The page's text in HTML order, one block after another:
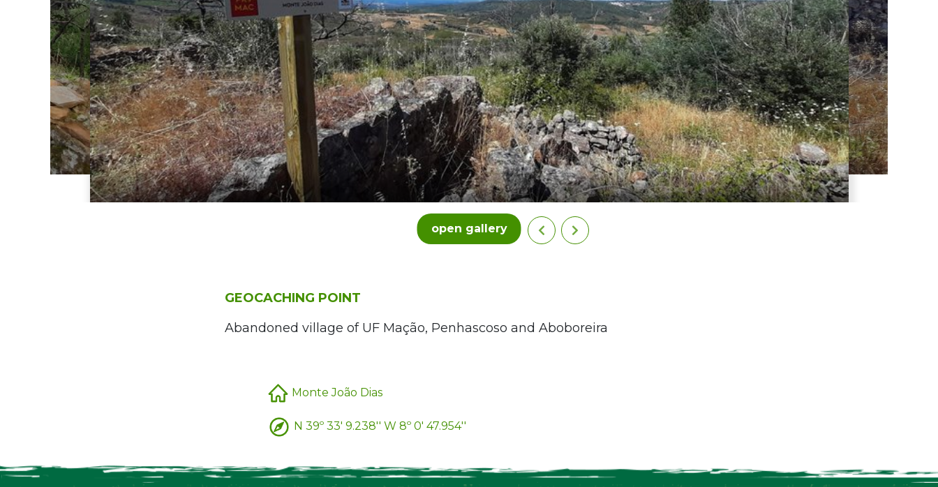
open gallery
GEOCACHING POINT
Abandoned village of UF Mação, Penhascoso and Aboboreira
Monte João Dias
N 39º 33' 9.238'' W 8º 0' 47.954''